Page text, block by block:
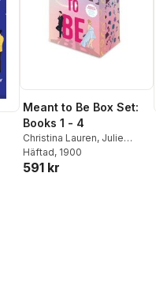
Meant to Be Box Set:
Books 1 - 4
Christina Lauren, Julie
Murphy
Häftad, 1900
591 kr